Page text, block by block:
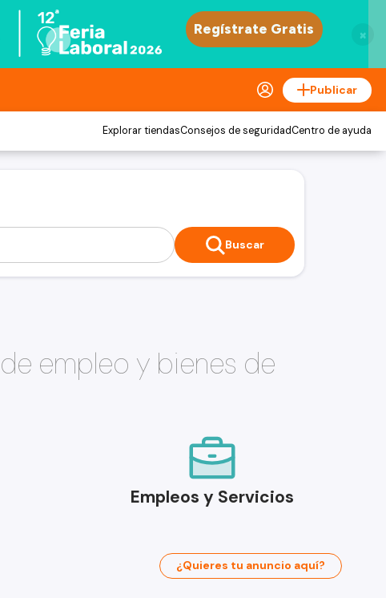
×
Publicar
Explorar tiendasConsejos de seguridadCentro de ayuda
Buscar
empleo y bienes de
Empleos y Servicios
¿Quieres tu anuncio aquí?